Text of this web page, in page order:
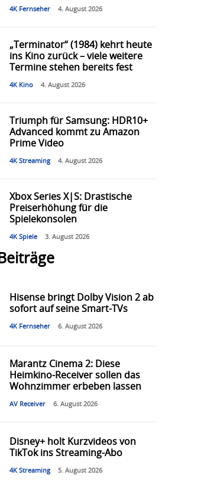
4K Fernseher 4. August 2026
„Terminator“ (1984) kehrt heute
ins Kino zurück – viele weitere
Termine stehen bereits fest
4K Kino 4. August 2026
Triumph für Samsung: HDR10+
Advanced kommt zu Amazon
Prime Video
4K Streaming 4. August 2026
Xbox Series X|S: Drastische
Preiserhöhung für die
Spielekonsolen
4K Spiele 3. August 2026
Hisense bringt Dolby Vision 2 ab
sofort auf seine Smart-TVs
4K Fernseher 6. August 2026
Marantz Cinema 2: Diese
Heimkino-Receiver sollen das
Wohnzimmer erbeben lassen
AV Receiver 6. August 2026
Disney+ holt Kurzvideos von
TikTok ins Streaming-Abo
4K Streaming 5. August 2026